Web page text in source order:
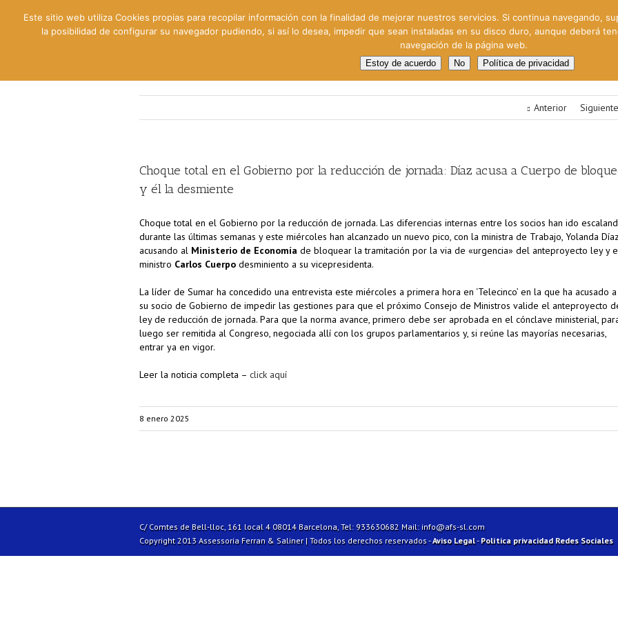
Gestión Cinematográfica Otros servicios
Anterior Siguiente
Choque total en el Gobierno por la reducción de jornada: Díaz acusa a Cuerpo de
y él la desmiente
Choque total en el Gobierno por la reducción de jornada. Las diferencias internas entre los socios han ido
durante las últimas semanas y este miércoles han alcanzado un nuevo pico, con la ministra de Trabajo, Yolanda
acusando al Ministerio de Economía de bloquear la tramitación por la via de «urgencia» del anteproyecto ley y
ministro Carlos Cuerpo desminiento a su vicepresidenta.
La líder de Sumar ha concedido una entrevista este miércoles a primera hora en ‘Telecinco’ en la que ha acusado a
su socio de Gobierno de impedir las gestiones para que el próximo Consejo de Ministros valide el anteproyecto
ley de reducción de jornada. Para que la norma avance, primero debe ser aprobada en el cónclave ministerial,
luego ser remitida al Congreso, negociada allí con los grupos parlamentarios y, si reúne las mayorías necesarias,
entrar ya en vigor.
Leer la noticia completa – click aquí
8 enero 2025
C/ Comtes de Bell-lloc, 161 local 4 08014 Barcelona, Tel: 933630682 Mail: info@afs-sl.com
Copyright 2013 Assessoria Ferran & Saliner | Todos los derechos reservados -Aviso Legal-Política privacidad Redes Sociales
Este sitio web utiliza Cookies propias para recopilar información con la finalidad de mejorar nuestros servicios. Si continua navegando,
la posibilidad de configurar su navegador pudiendo, si así lo desea, impedir que sean instaladas en su disco duro, aunque deberá
navegación de la página web.
Estoy de acuerdo No Política de privacidad